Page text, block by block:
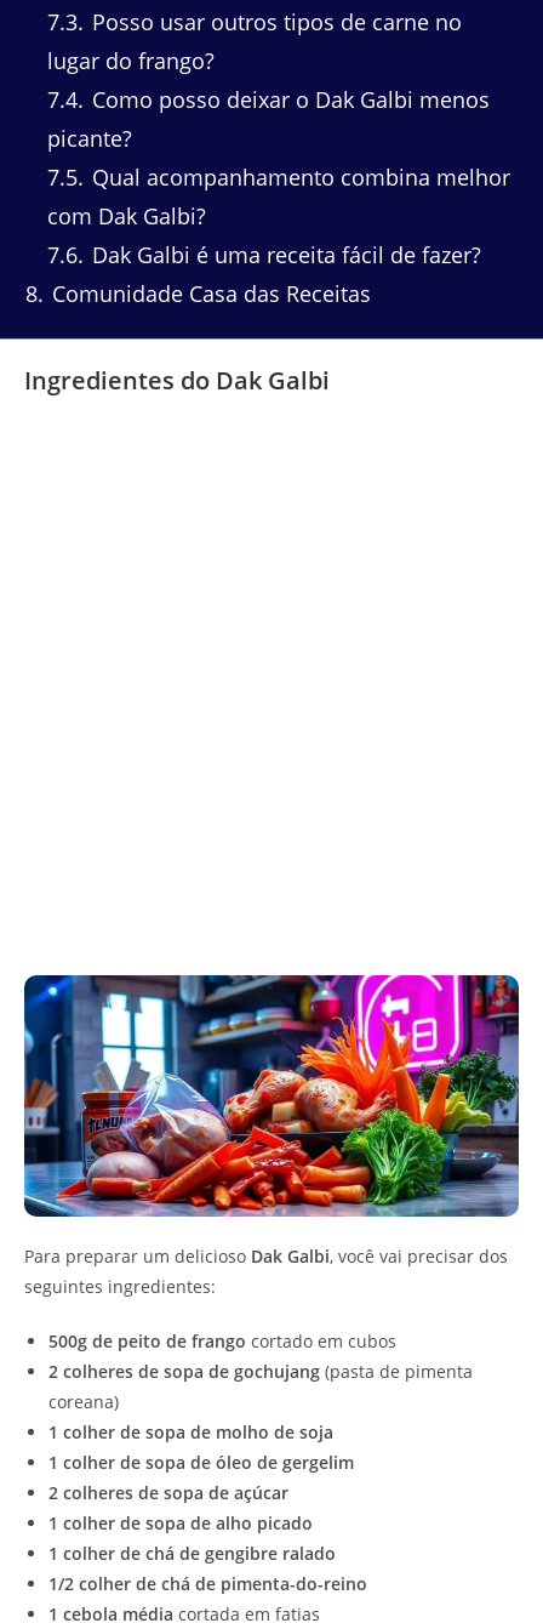
7.3 Posso usar outros tipos de carne no
lugar do frango?
7.4 Como posso deixar o Dak Galbi menos
picante?
7.5 Qual acompanhamento combina melhor
com Dak Galbi?
7.6 Dak Galbi é uma receita fácil de fazer?
8 Comunidade Casa das Receitas
Ingredientes do Dak Galbi
Para preparar um delicioso Dak Galbi, você vai precisar dos
seguintes ingredientes:
500g de peito de frango cortado em cubos
2 colheres de sopa de gochujang (pasta de pimenta
coreana)
1 colher de sopa de molho de soja
1 colher de sopa de óleo de gergelim
2 colheres de sopa de açúcar
1 colher de sopa de alho picado
1 colher de chá de gengibre ralado
1/2 colher de chá de pimenta-do-reino
1 cebola média cortada em fatias